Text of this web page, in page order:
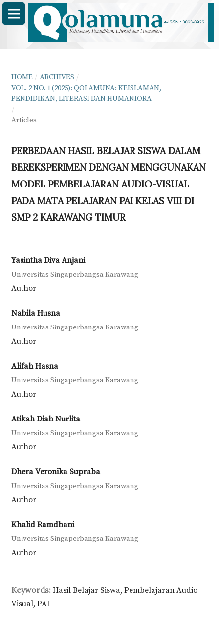
HOME / ARCHIVES /
VOL. 2 NO. 1 (2025): QOLAMUNA: KEISLAMAN,
PENDIDIKAN, LITERASI DAN HUMANIORA
/
Articles
PERBEDAAN HASIL BELAJAR SISWA DALAM
BEREKSPERIMEN DENGAN MENGGUNAKAN
MODEL PEMBELAJARAN AUDIO-VISUAL
PADA MATA PELAJARAN PAI KELAS VIII DI
SMP 2 KARAWANG TIMUR
Yasintha Diva Anjani
Universitas Singaperbangsa Karawang
Author
Nabila Husna
Universitas Singaperbangsa Karawang
Author
Alifah Hasna
Universitas Singaperbangsa Karawang
Author
Atikah Diah Nurlita
Universitas Singaperbangsa Karawang
Author
Dhera Veronika Supraba
Universitas Singaperbangsa Karawang
Author
Khalid Ramdhani
Universitas Singaperbangsa Karawang
Author
Keywords: Hasil Belajar Siswa, Pembelajaran Audio
Visual, PAI